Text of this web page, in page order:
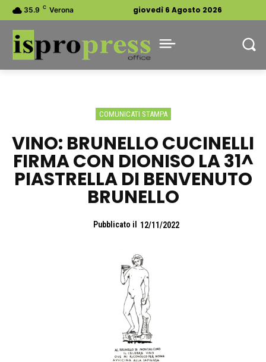
35.9 C Verona giovedì 6 Agosto 2026
COMUNICATI STAMPA
VINO: BRUNELLO CUCINELLI
FIRMA CON DIONISO LA 31^
PIASTRELLA DI BENVENUTO
BRUNELLO
Pubblicato il 12/11/2022